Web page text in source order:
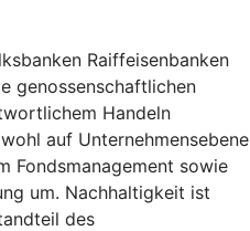
Raiffeisenbanken
genossenschaftlichen
Handeln
auf Unternehmensebene
Fondsmanagement sowie
um. Nachhaltigkeit ist
des